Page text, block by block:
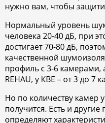
нужно вам, чтобы
Нормальный уровень
человека 20-40 дБ, при
достигает 70-80 дБ,
качественной
профиль с 3-6 камерами,
REHAU, у КВЕ – от 3 до 7
Но по количеству камер
получится. Есть и
определяют